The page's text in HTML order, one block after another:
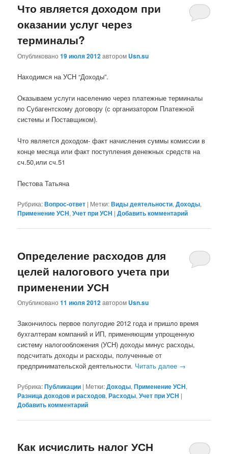
Что является доходом при
оказании услуг через
терминалы?
Опубликовано19 июля 2012автором Usn.su
Находимся на УСН “Доходы”.
Оказываем услуги населению через платежные терминалы
по Субагентскому договору (с организатором Платежной
системы и Поставщиком).
Что является доходом- факт начисления суммы комиссии в
конце месяца или факт поступления денежных средств на
сч.50,или сч.51
Пестова Татьяна
Рубрика:Вопрос-ответ | Метки:Виды деятельности,Доходы,
Применение УСН,Учет при УСН |Добавить комментарий
Определение расходов для
целей налогового учета при
применении УСН
Опубликовано11 июля 2012автором Usn.su
Закончилось первое полугодие 2012 года и пришло время
бухгалтерам компаний и ИП, применяющим упрощенную
систему налогообложения (УСН) доходы минус расходы,
подсчитать доходы и расходы, полученные от
предпринимательской деятельности. Читать далее →
Рубрика:Публикации | Метки:Доходы,Применение УСН,
Разница доходов и расходов,Расходы,Учет при УСН |
Добавить комментарий
Как исчислить налог УСН